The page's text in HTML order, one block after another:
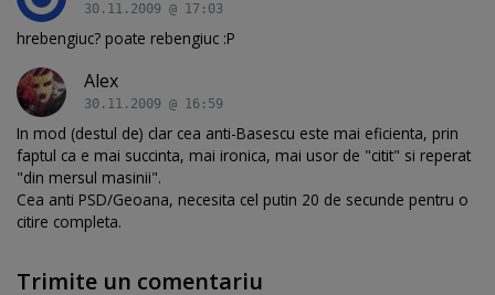
30.11.2009 @ 17:03
hrebengiuc? poate rebengiuc :P
Alex
30.11.2009 @ 16:59
In mod (destul de) clar cea anti-Basescu este mai eficienta, prin
faptul ca e mai succinta, mai ironica, mai usor de "citit" si reperat
"din mersul masinii".
Cea anti PSD/Geoana, necesita cel putin 20 de secunde pentru o
citire completa.
Trimite un comentariu